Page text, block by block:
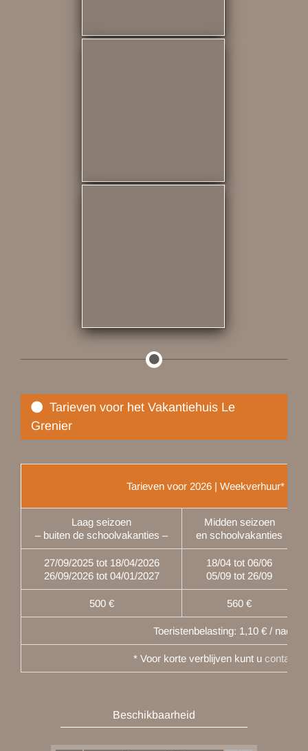
Tarieven voor het Vakantiehuis Le
Grenier
Tarieven voor 2026 | Weekverhuur*
Laag seizoen
– buiten de schoolvakanties –
Midden seizoen
en schoolvakanties
27/09/2025 tot 18/04/2026
26/09/2026 tot 04/01/2027
18/04 tot 06/06
05/09 tot 26/09
500 € 560 €
Toeristenbelasting: 1,10 € / nacht
* Voor korte verblijven kunt u contact
Beschikbaarheid